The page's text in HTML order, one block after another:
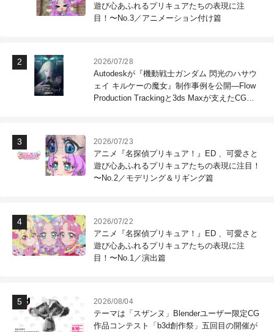
遊び心あふれるプリキュアたちの表現に注
目！〜No.3／アニメーション付け篇
2026/07/28
Autodeskが『機動戦士ガンダム 閃光のハサウ
ェイ キルケーの魔女』制作事例を公開―Flow
Production Trackingと3ds Maxが支えたCG制
2026/07/23
アニメ『名探偵プリキュア！』ED 、可愛さと
遊び心あふれるプリキュアたちの表現に注目！
〜No.2／モデリング＆リギング篇
2026/07/22
アニメ『名探偵プリキュア！』ED 、可愛さと
遊び心あふれるプリキュアたちの表現に注
目！〜No.1／演出篇
2026/08/04
テーマは「スザンヌ」Blenderユーザー限定CG
作品コンテスト「b3d創作祭」五回目の開催が